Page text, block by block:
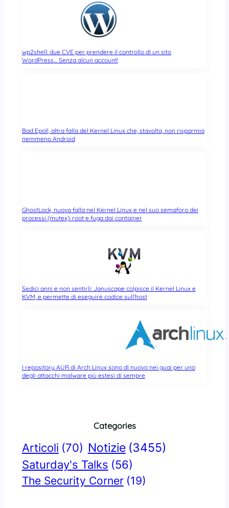
wp2shell: due CVE per prendere il controllo di un sito
WordPress… Senza alcun account!
Bad Epoll, altra falla del Kernel Linux che, stavolta, non risparmia
nemmeno Android
GhostLock, nuova falla nel Kernel Linux e nel suo semaforo dei
processi (mutex): root e fuga dai container
Sedici anni e non sentirli: Januscape colpisce il Kernel Linux e
KVM, e permette di eseguire codice sull’host
I repository AUR di Arch Linux sono di nuovo nei guai per uno
degli attacchi malware più estesi di sempre
Categories
Articoli (70) Notizie (3455)
Saturday's Talks (56)
The Security Corner (19)